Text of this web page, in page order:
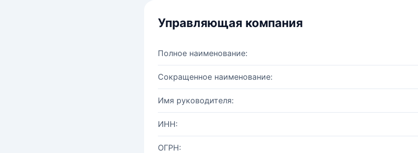
Управляющая компания
Полное наименование:
Сокращенное наименование:
Имя руководителя:
ИНН:
ОГРН: